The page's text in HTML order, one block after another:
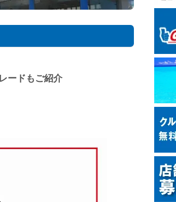
ードもご紹介